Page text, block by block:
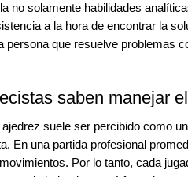
no solamente habilidades
a la hora de encontrar la
persona que resuelve problemas
saben manejar
suele ser percibido como
En una partida profesional
Por lo tanto, cada